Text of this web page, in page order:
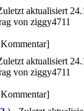
aktualisiert
von ziggy4711
aktualisiert
von ziggy4711